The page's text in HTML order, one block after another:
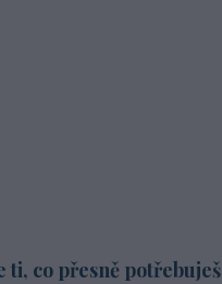
ti, co přesně potřebuješ